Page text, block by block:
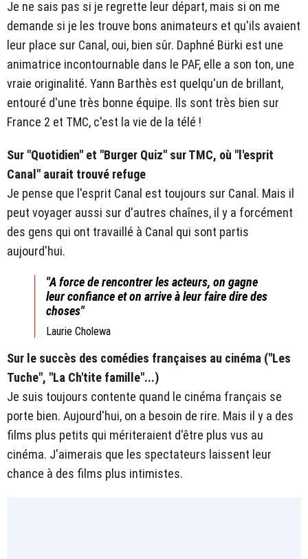
Je ne sais pas si je regrette leur départ, mais si on me
demande si je les trouve bons animateurs et qu'ils avaient
leur place sur Canal, oui, bien sûr. Daphné Bürki est une
animatrice incontournable dans le PAF, elle a son ton, une
vraie originalité. Yann Barthès est quelqu'un de brillant,
entouré d'une très bonne équipe. Ils sont très bien sur
France 2 et TMC, c'est la vie de la télé !
Sur "Quotidien" et "Burger Quiz" sur TMC, où "l'esprit
Canal" aurait trouvé refuge
Je pense que l'esprit Canal est toujours sur Canal. Mais il
peut voyager aussi sur d'autres chaînes, il y a forcément
des gens qui ont travaillé à Canal qui sont partis
aujourd'hui.
"A force de rencontrer les acteurs, on gagne
leur confiance et on arrive à leur faire dire des
choses"
Laurie Cholewa
Sur le succès des comédies françaises au cinéma ("Les
Tuche", "La Ch'tite famille"...)
Je suis toujours contente quand le cinéma français se
porte bien. Aujourd'hui, on a besoin de rire. Mais il y a des
films plus petits qui mériteraient d'être plus vus au
cinéma. J'aimerais que les spectateurs laissent leur
chance à des films plus intimistes.